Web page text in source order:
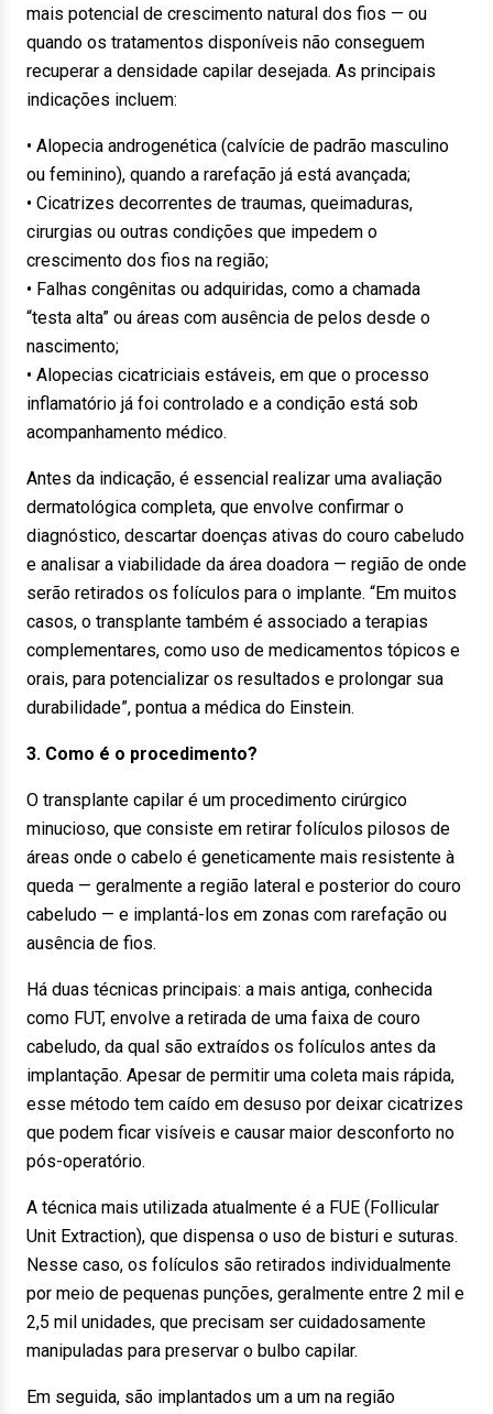
mais potencial de crescimento natural dos fios — ou
quando os tratamentos disponíveis não conseguem
recuperar a densidade capilar desejada. As principais
indicações incluem:
• Alopecia androgenética (calvície de padrão masculino
ou feminino), quando a rarefação já está avançada;
• Cicatrizes decorrentes de traumas, queimaduras,
cirurgias ou outras condições que impedem o
crescimento dos fios na região;
• Falhas congênitas ou adquiridas, como a chamada
“testa alta” ou áreas com ausência de pelos desde o
nascimento;
• Alopecias cicatriciais estáveis, em que o processo
inflamatório já foi controlado e a condição está sob
acompanhamento médico.
Antes da indicação, é essencial realizar uma avaliação
dermatológica completa, que envolve confirmar o
diagnóstico, descartar doenças ativas do couro cabeludo
e analisar a viabilidade da área doadora — região de onde
serão retirados os folículos para o implante. “Em muitos
casos, o transplante também é associado a terapias
complementares, como uso de medicamentos tópicos e
orais, para potencializar os resultados e prolongar sua
durabilidade”, pontua a médica do Einstein.
3. Como é o procedimento?
O transplante capilar é um procedimento cirúrgico
minucioso, que consiste em retirar folículos pilosos de
áreas onde o cabelo é geneticamente mais resistente à
queda — geralmente a região lateral e posterior do couro
cabeludo — e implantá-los em zonas com rarefação ou
ausência de fios.
Há duas técnicas principais: a mais antiga, conhecida
como FUT, envolve a retirada de uma faixa de couro
cabeludo, da qual são extraídos os folículos antes da
implantação. Apesar de permitir uma coleta mais rápida,
esse método tem caído em desuso por deixar cicatrizes
que podem ficar visíveis e causar maior desconforto no
pós-operatório.
A técnica mais utilizada atualmente é a FUE (Follicular
Unit Extraction), que dispensa o uso de bisturi e suturas.
Nesse caso, os folículos são retirados individualmente
por meio de pequenas punções, geralmente entre 2 mil e
2,5 mil unidades, que precisam ser cuidadosamente
manipuladas para preservar o bulbo capilar.
Em seguida, são implantados um a um na região